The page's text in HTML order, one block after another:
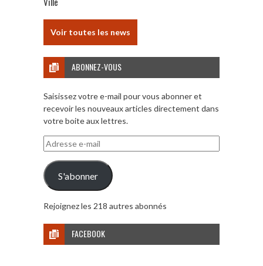
Voir toutes les news
ABONNEZ-VOUS
Saisissez votre e-mail pour vous abonner et
recevoir les nouveaux articles directement dans
votre boite aux lettres.
Adresse
e-
mail
S'abonner
Rejoignez les 218 autres abonnés
FACEBOOK